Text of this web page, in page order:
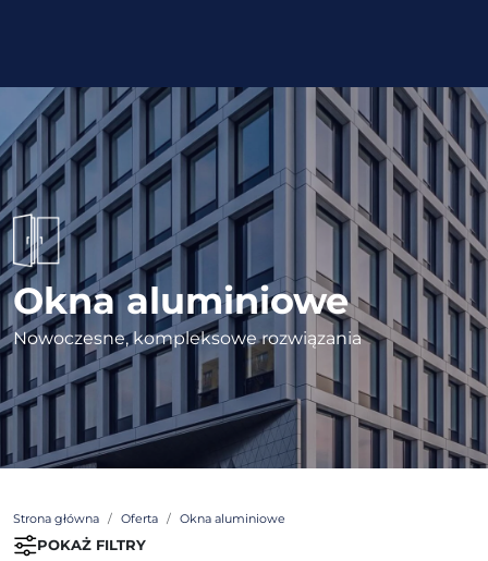
Okna aluminiowe
Nowoczesne, kompleksowe rozwiązania
Strona główna Oferta Okna aluminiowe
POKAŻ FILTRY